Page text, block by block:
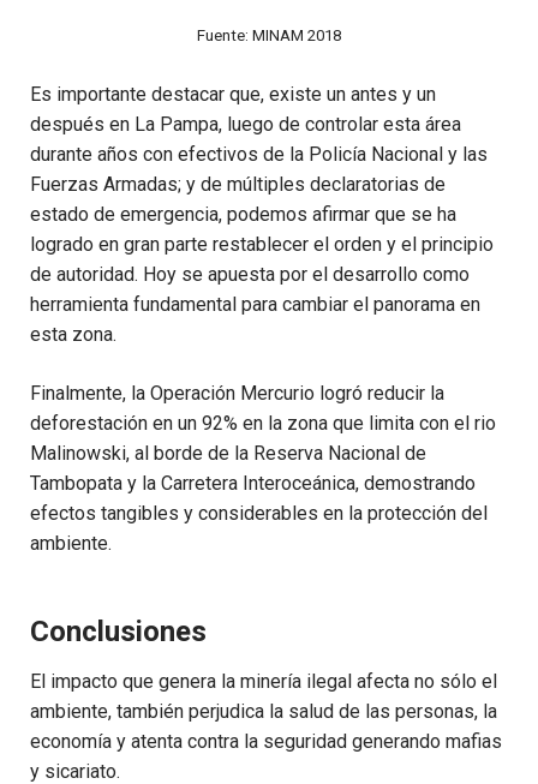
Fuente: MINAM 2018
Es importante destacar que, existe un antes y un
después en La Pampa, luego de controlar esta área
durante años con efectivos de la Policía Nacional y las
Fuerzas Armadas; y de múltiples declaratorias de
estado de emergencia, podemos afirmar que se ha
logrado en gran parte restablecer el orden y el principio
de autoridad. Hoy se apuesta por el desarrollo como
herramienta fundamental para cambiar el panorama en
esta zona.
Finalmente, la Operación Mercurio logró reducir la
deforestación en un 92% en la zona que limita con el rio
Malinowski, al borde de la Reserva Nacional de
Tambopata y la Carretera Interoceánica, demostrando
efectos tangibles y considerables en la protección del
ambiente.
Conclusiones
El impacto que genera la minería ilegal afecta no sólo el
ambiente, también perjudica la salud de las personas, la
economía y atenta contra la seguridad generando mafias
y sicariato.